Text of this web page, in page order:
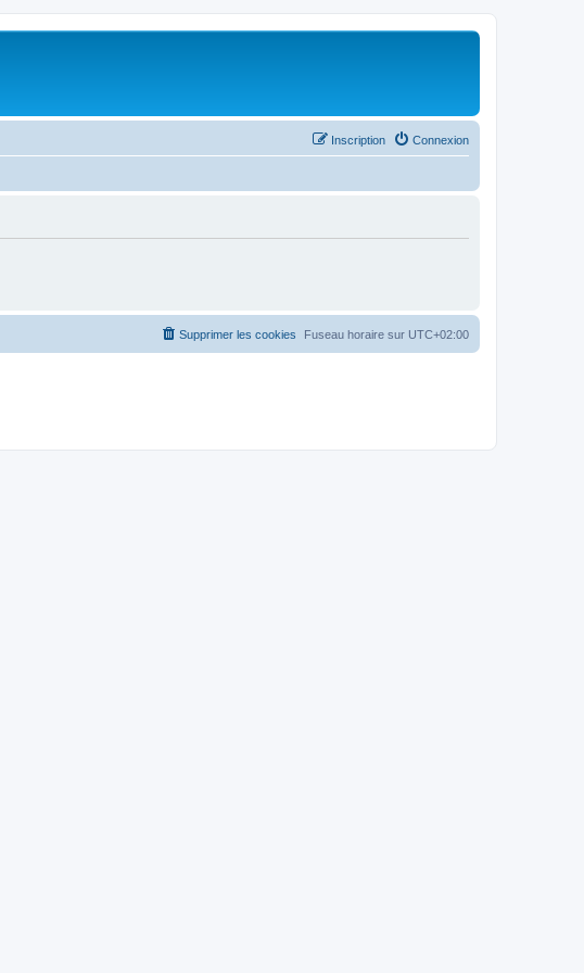
Connexion
Inscription
Fuseau horaire sur UTC+02:00
Supprimer les cookies